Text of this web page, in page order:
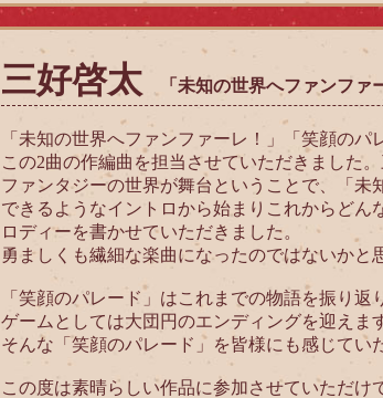
三好啓太 「未知の世界へファンファ
「未知の世界へファンファーレ！」「笑顔のパ
この2曲の作編曲を担当させていただきました。
ファンタジーの世界が舞台ということで、「
できるようなイントロから始まりこれからど
ロディーを書かせていただきました。
勇ましくも繊細な楽曲になったのではないかと
「笑顔のパレード」はこれまでの物語を振り
ゲームとしては大団円のエンディングを迎えま
そんな「笑顔のパレード」を皆様にも感じてい
この度は素晴らしい作品に参加させていただけ